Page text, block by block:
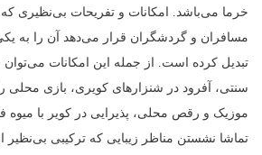
خرما می‌باشد. امکانات و تفریحات بی‌نظیری که
مسافران و گردشگران قرار می‌دهد آن را به
تبدیل کرده است. از جمله این امکانات می‌توان
سنتی، آفرود در شنزار‌های کویری، بازی محلی
موزیک و رقص محلی، پذیرایی در کویر با میوه
تماشا نشستن مناظر زیبایی که ترکیبی بی‌نظیر